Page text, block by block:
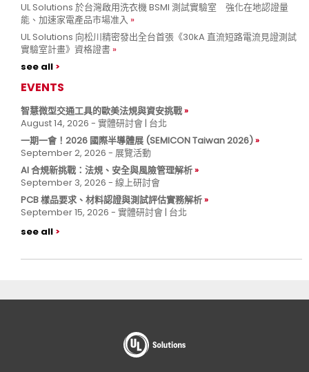
UL Solutions 於台灣啟用洗衣機 BSMI 測試實驗室 強化在地認證量
能、加速家電產品市場准入
UL Solutions 向松川精密發出全台首張《30kA 直流短路電流見證測試
實驗室計畫》資格證書
see all
EVENTS
智慧微型交通工具的歐美法規與資安挑戰
August 14, 2026 - 實體研討會 | 台北
一期一會！2026 國際半導體展 (SEMICON Taiwan 2026)
September 2, 2026 - 展覽活動
AI 合規新挑戰：法規、安全與風險管理解析
September 3, 2026 - 線上研討會
PCB 樣品要求、材料認證與測試評估實務解析
September 15, 2026 - 實體研討會 | 台北
see all